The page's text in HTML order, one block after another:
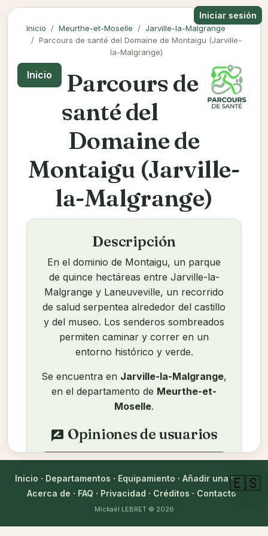
Iniciar sesión
Inicio Meurthe-et-Moselle
Jarville-la-Malgrange
Parcours de santé del Domaine de Montaigu (Jarville-
la-Malgrange)
Inicio
Parcours de
santé del
Domaine de
Montaigu (Jarville-
la-Malgrange)
Descripción
En el dominio de Montaigu, un parque
de quince hectáreas entre Jarville-la-
Malgrange y Laneuveville, un recorrido
de salud serpentea alrededor del castillo
y del museo. Los senderos sombreados
permiten caminar y correr en un
entorno histórico y verde.
Se encuentra en Jarville-la-Malgrange,
en el departamento de Meurthe-et-
Moselle.
rate_review Opiniones de usuarios
loginInicie sesión para dejar una
opinión
Aún no hay opiniones. ¡Sea el primero!
Inicio · Departamentos · Equipamiento · Añadir una ruta·
Acerca de · FAQ · Privacidad · Créditos · Contacto·
Mickaël LEBRET© 2026
🇪🇸